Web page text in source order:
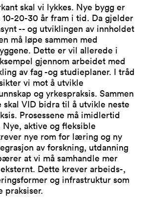
skal vi lykkes. Nye bygg er
20-30 år fram i tid. Da gjelder
-- og utviklingen av innholdet
må løpe sammen med
Dette er vil allerede i
gjennom arbeidet med
av fag -og studieplaner. I tråd
vi mot å utvikle
og yrkespraksis. Sammen
skal VID bidra til å utvikle neste
Prosessene må imidlertid
Nye, aktive og fleksible
nye rom for læring og ny
av forskning, utdanning
at vi må samhandle mer
Dette krever arbeids-,
og infrastruktur som
praksiser.